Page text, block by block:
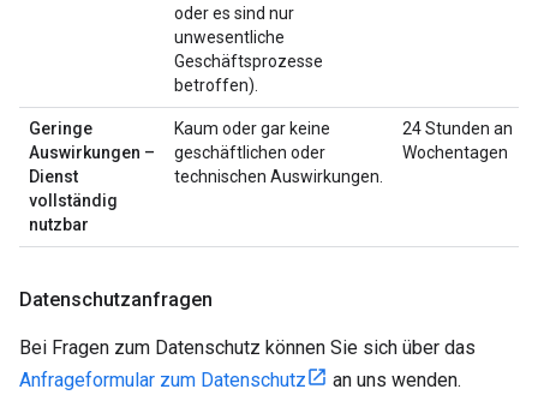
oder es sind nur
unwesentliche
Geschäftsprozesse
betroffen).
Geringe
Auswirkungen –
Dienst
vollständig
nutzbar
Kaum oder gar keine
geschäftlichen oder
technischen Auswirkungen.
24 Stunden an
Wochentagen
Datenschutzanfragen
Bei Fragen zum Datenschutz können Sie sich über das
Anfrageformular zum Datenschutz
an uns wenden.